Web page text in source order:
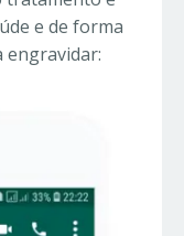
e de forma
engravidar: